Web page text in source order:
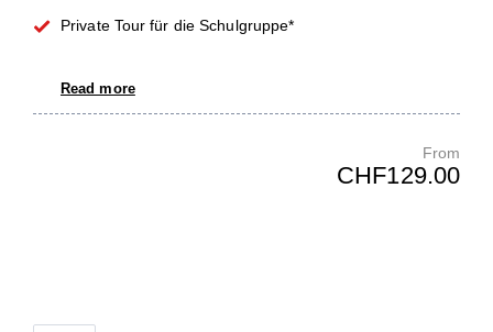
Private Tour für die Schulgruppe*
Read more
From
CHF129.00